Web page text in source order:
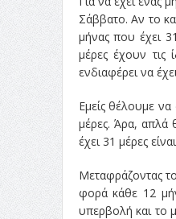
Σάββατο. Αν το
μήνας που έχει
μέρες έχουν τις
ενδιαφέρει να
Εμείς θέλουμε
μέρες. Άρα, απλά
έχει 31 μέρες
Μεταφράζοντας
φορά κάθε 12
υπερβολή και το